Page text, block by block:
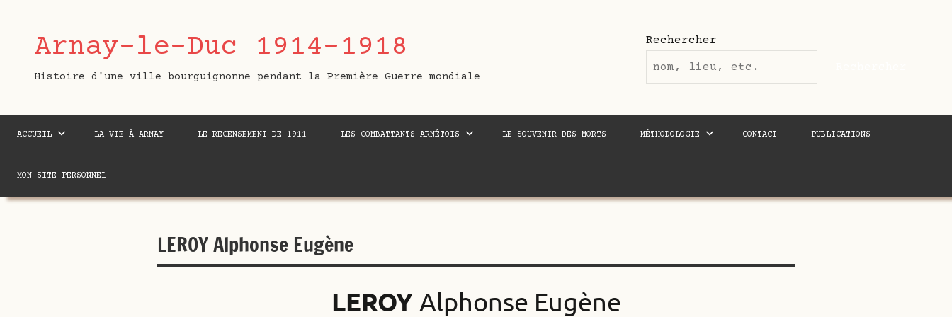
contenuArnay-le-Duc 1914-1918
Histoire d'une ville bourguignonne pendant la Première Guerre mondiale
Rechercher
ACCUEIL LA VIE À ARNAY LE RECENSEMENT DE 1911 LES COMBATTANTS ARNÉTOIS LE SOUVENIR DES MORTS MÉTHODOLOGIE CONTACT PUBLICATIONS
MON SITE PERSONNEL
LEROY Alphonse Eugène
LEROY Alphonse Eugène